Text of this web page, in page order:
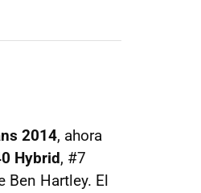
2014, ahora
Hybrid, #7
Ben Hartley. El